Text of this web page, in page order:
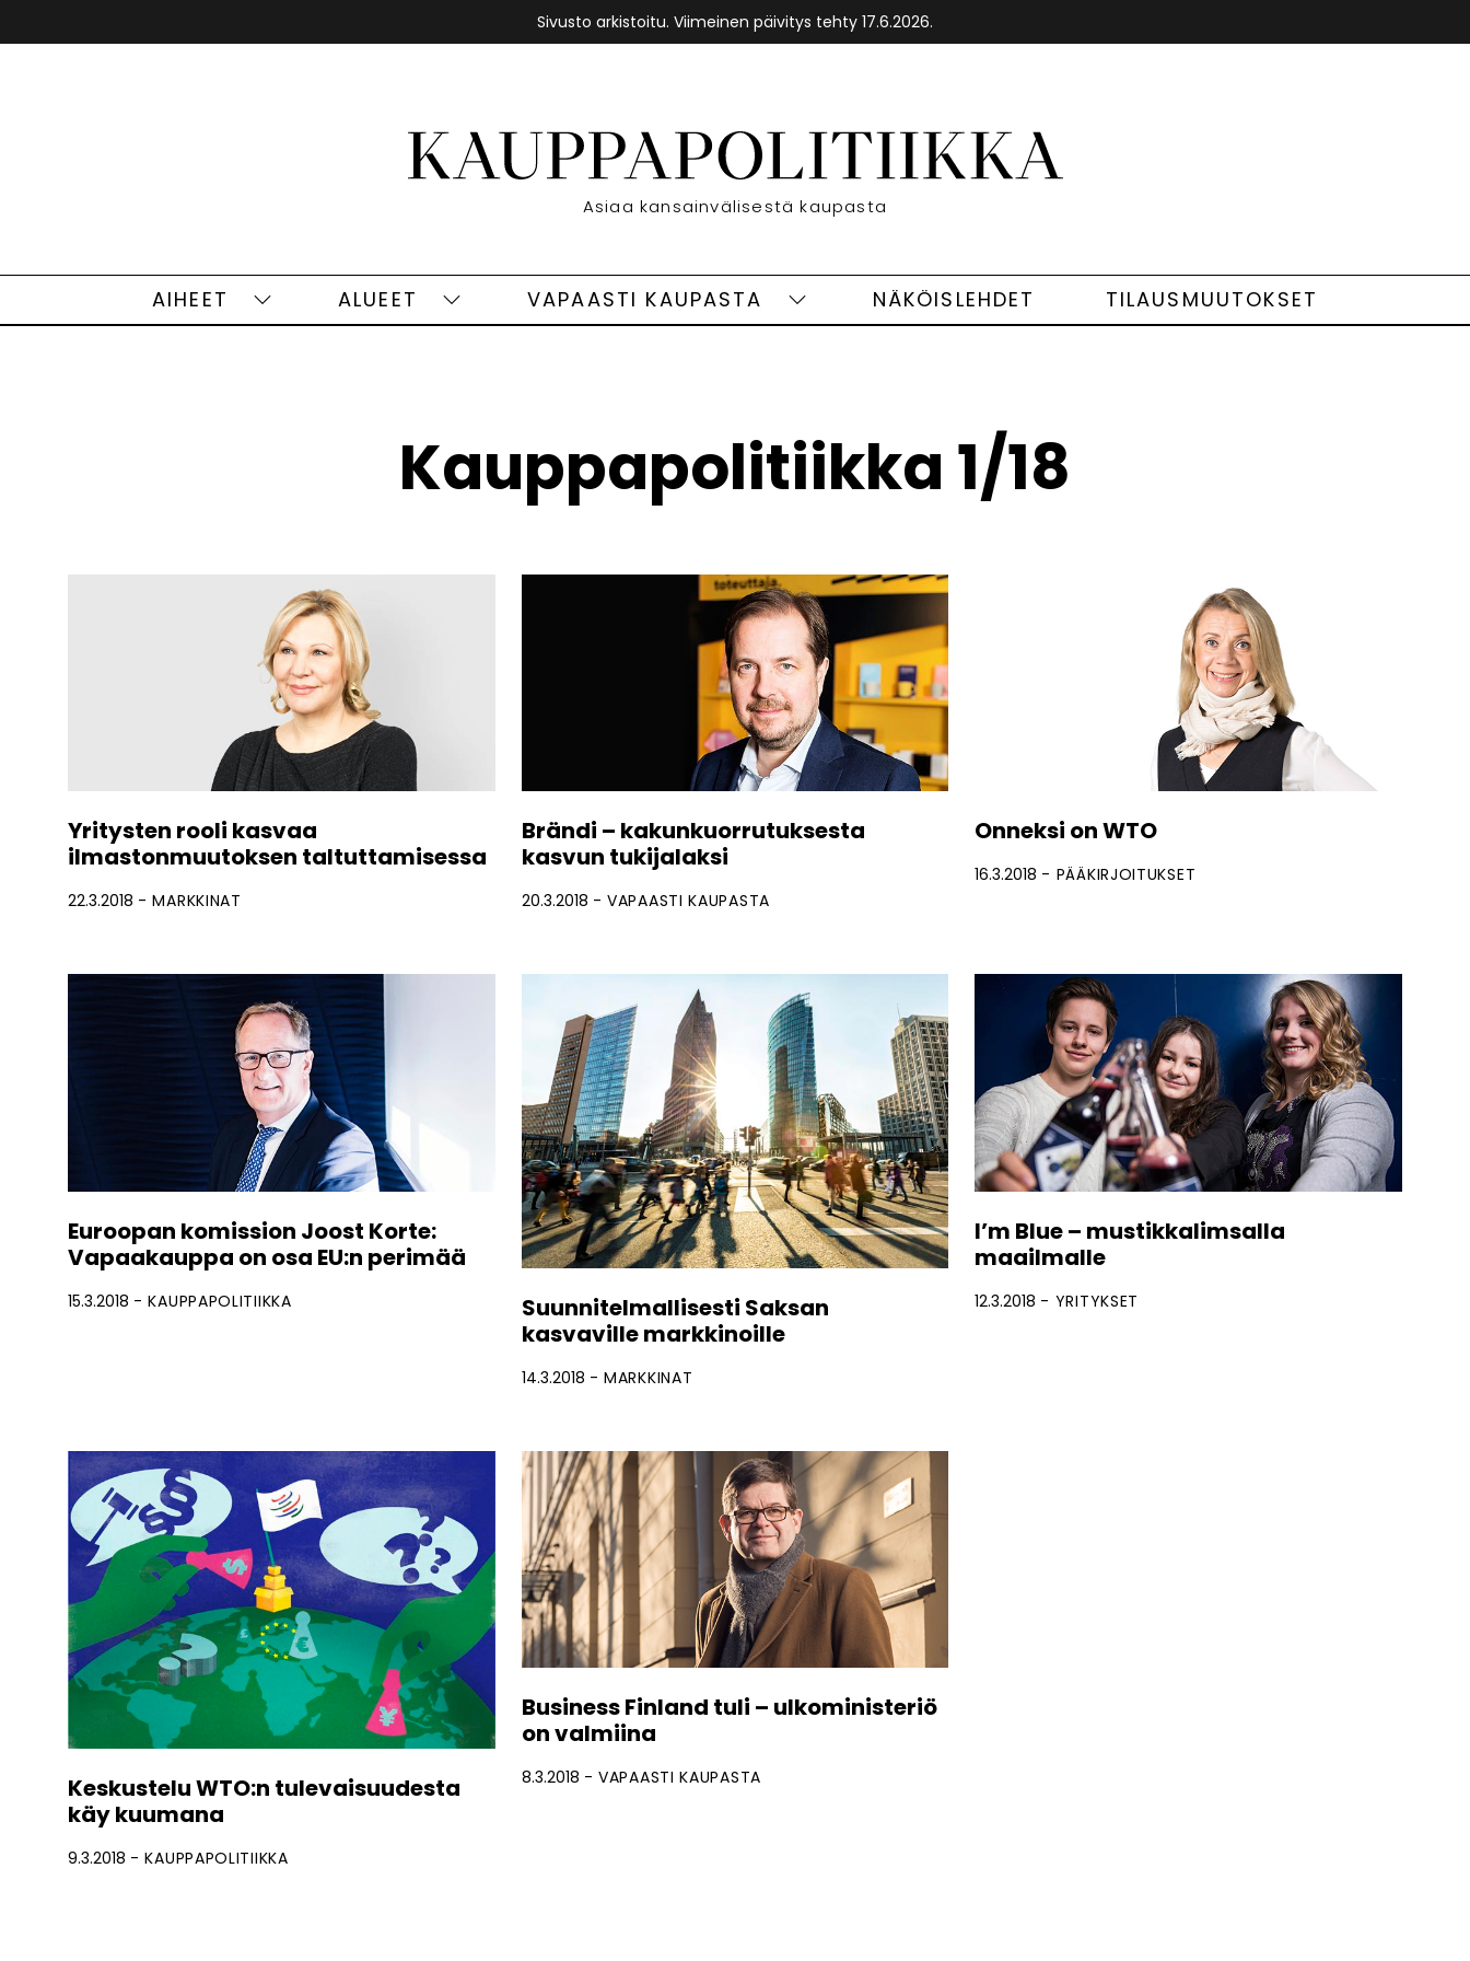
Sivusto arkistoitu. Viimeinen päivitys tehty 17.6.2026.
Etusivu
Asiaa kansainvälisestä kaupasta
AIHEET
Aiheet
ALUEET
Alueet
VAPAASTI KAUPASTA
VapaastiNÄKÖISLEHDET TILAUSMUUTOKSET
Kauppapolitiikka 1/18
Yritysten rooli kasvaa
ilmastonmuutoksen taltuttamisessa
22.3.2018 MARKKINAT
Brändi – kakunkuorrutuksesta
kasvun tukijalaksi
20.3.2018 VAPAASTI KAUPASTA
Onneksi on WTO
16.3.2018 PÄÄKIRJOITUKSET
Euroopan komission Joost Korte:
Vapaakauppa on osa EU:n perimää
15.3.2018 KAUPPAPOLITIIKKA
Suunnitelmallisesti Saksan
kasvaville markkinoille
14.3.2018 MARKKINAT
I’m Blue – mustikkalimsalla
maailmalle
12.3.2018 YRITYKSET
Keskustelu WTO:n tulevaisuudesta
käy kuumana
9.3.2018 KAUPPAPOLITIIKKA
Business Finland tuli – ulkoministeriö
on valmiina
8.3.2018 VAPAASTI KAUPASTA